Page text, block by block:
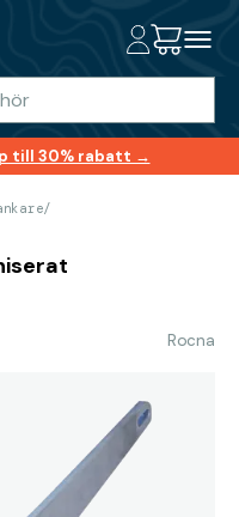
till 30% rabatt →
/
Rocna